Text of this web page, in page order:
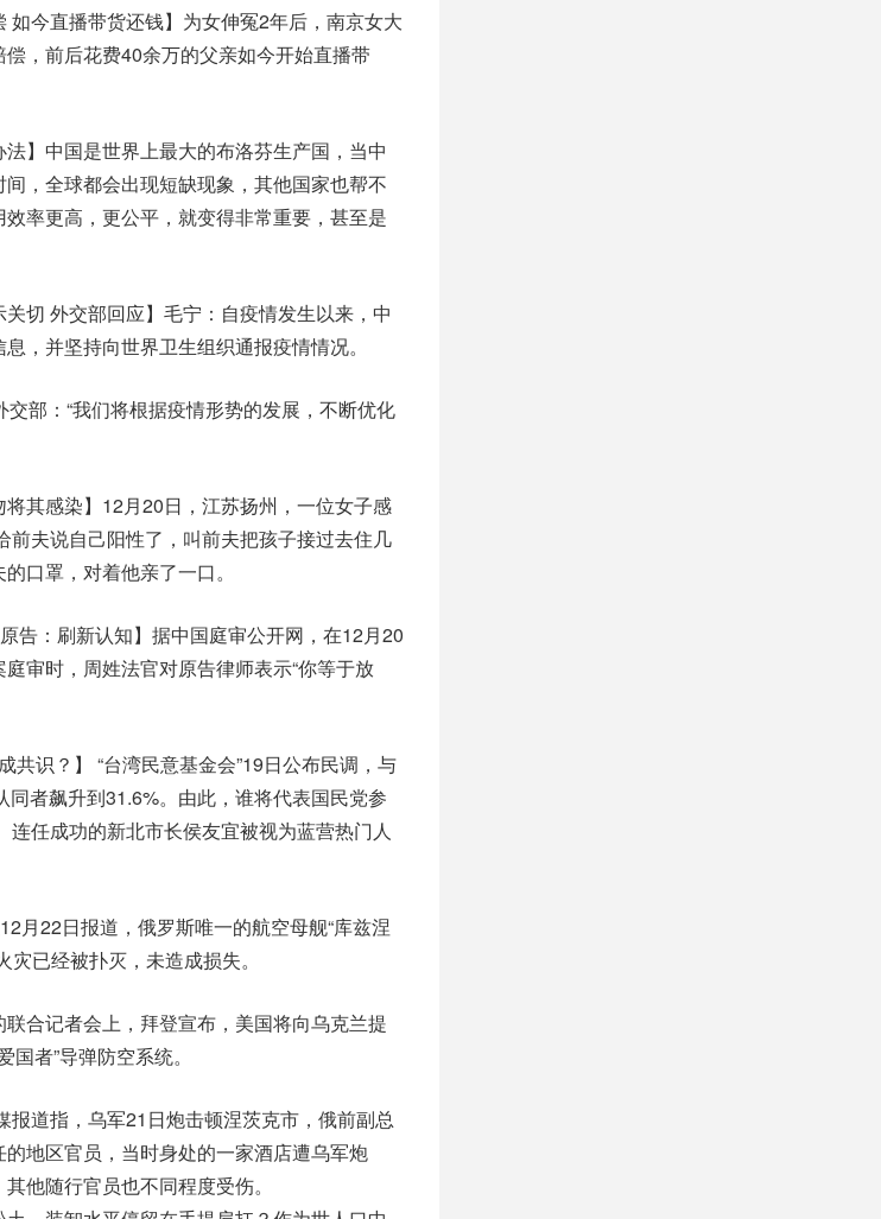
如今直播带货还钱】为女伸冤2年后，南京女大
，前后花费40余万的父亲如今开始直播带
】中国是世界上最大的布洛芬生产国，当中
，全球都会出现短缺现象，其他国家也帮不
率更高，更公平，就变得非常重要，甚至是
切 外交部回应】毛宁：自疫情发生以来，中
，并坚持向世界卫生组织通报疫情情况。
部：“我们将根据疫情形势的发展，不断优化
其感染】12月20日，江苏扬州，一位女子感
夫说自己阳性了，叫前夫把孩子接过去住几
口罩，对着他亲了一口。
告：刷新认知】据中国庭审公开网，在12月20
审时，周姓法官对原告律师表示“你等于放
共识？】 “台湾民意基金会”19日公布民调，与
同者飙升到31.6%。由此，谁将代表国民党参
任成功的新北市长侯友宜被视为蓝营热门人
月22日报道，俄罗斯唯一的航空母舰“库兹涅
已经被扑灭，未造成损失。
合记者会上，拜登宣布，美国将向乌克兰提
者”导弹防空系统。
报道指，乌军21日炮击顿涅茨克市，俄前副总
地区官员，当时身处的一家酒店遭乌军炮
他随行官员也不同程度受伤。